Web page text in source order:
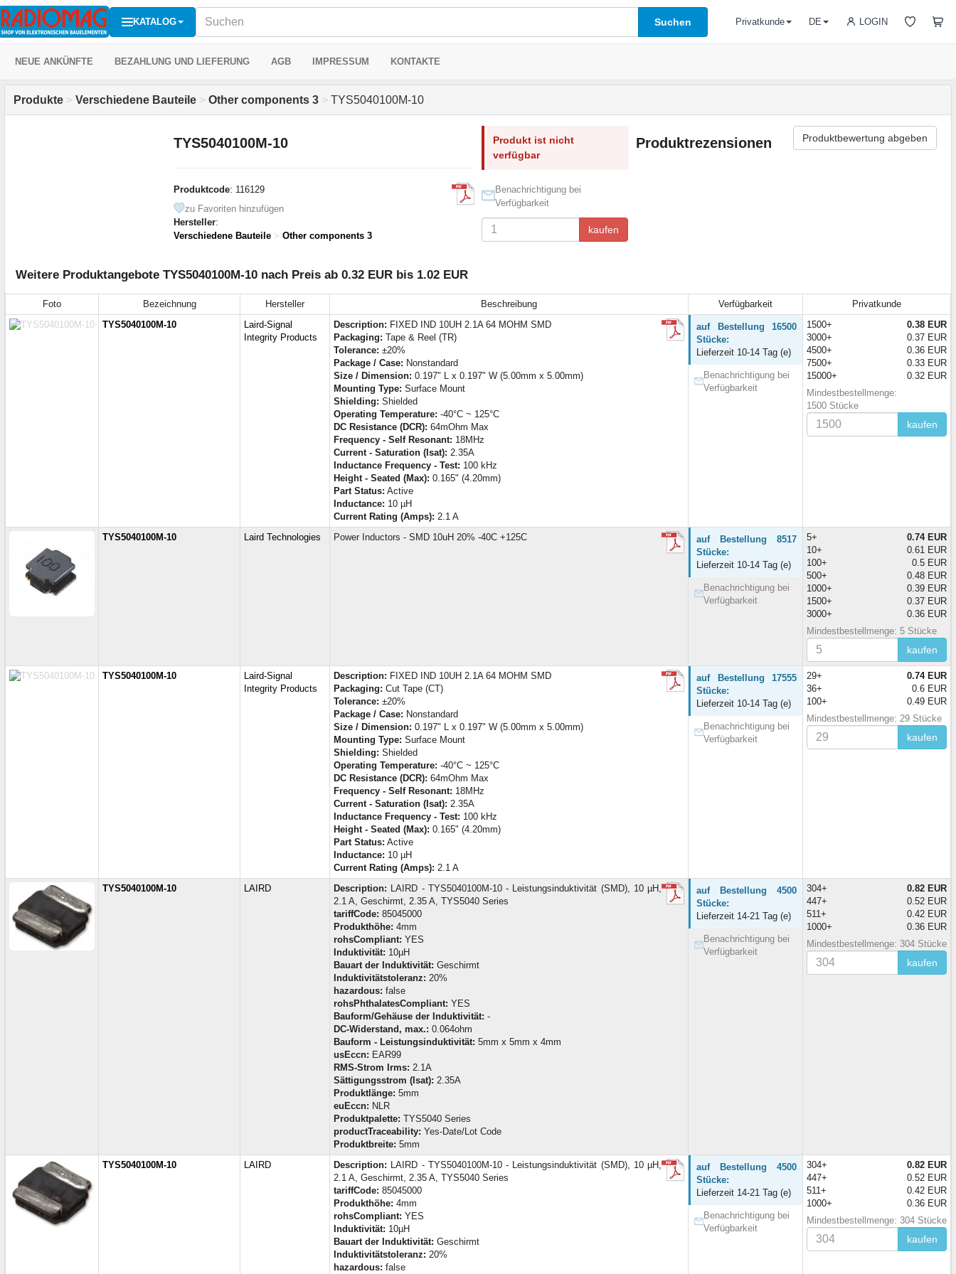
KATALOG Suchen LOGIN
Privatkunde DE
NEUE ANKÜNFTE BEZAHLUNG UND LIEFERUNG AGB IMPRESSUM KONTAKTE
Produkte > Verschiedene Bauteile > Other components 3 > TYS5040100M-10
TYS5040100M-10
Produktcode: 116129
zu Favoriten hinzufügen
Hersteller:
Verschiedene Bauteile > Other components 3
Produkt ist nicht
verfügbar
Benachrichtigung bei
Verfügbarkeit
kaufen
Produktrezensionen Produktbewertung abgeben
Weitere Produktangebote TYS5040100M-10 nach Preis ab 0.32 EUR bis 1.02 EUR
Foto Bezeichnung Hersteller Beschreibung Verfügbarkeit
Privatkunde
TYS5040100M-10
Laird-Signal
Integrity Products
Description: FIXED IND 10UH 2.1A 64 MOHM SMD
Packaging: Tape & Reel (TR)
Tolerance: ±20%
Package / Case: Nonstandard
Size / Dimension: 0.197" L x 0.197" W (5.00mm x 5.00mm)
Mounting Type: Surface Mount
Shielding: Shielded
Operating Temperature: -40°C ~ 125°C
DC Resistance (DCR): 64mOhm Max
Frequency - Self Resonant: 18MHz
Current - Saturation (Isat): 2.35A
Inductance Frequency - Test: 100 kHz
Height - Seated (Max): 0.165" (4.20mm)
Part Status: Active
Inductance: 10 µH
Current Rating (Amps): 2.1 A
auf Bestellung 16500
Stücke:
Lieferzeit 10-14 Tag (e)
Benachrichtigung bei
Verfügbarkeit
1500+
0.38 EUR
3000+
0.37 EUR
4500+
0.36 EUR
7500+
0.33 EUR
15000+
0.32 EUR
Mindestbestellmenge:
1500 Stücke
kaufen
TYS5040100M-10 Laird Technologies Power Inductors - SMD 10uH 20% -40C +125C
auf Bestellung 8517
Stücke:
Lieferzeit 10-14 Tag (e)
Benachrichtigung bei
Verfügbarkeit
5+
0.74 EUR
10+
0.61 EUR
100+
0.5 EUR
500+
0.48 EUR
1000+
0.39 EUR
1500+
0.37 EUR
3000+
0.36 EUR
Mindestbestellmenge: 5 Stücke
kaufen
TYS5040100M-10
Laird-Signal
Integrity Products
Description: FIXED IND 10UH 2.1A 64 MOHM SMD
Packaging: Cut Tape (CT)
Tolerance: ±20%
Package / Case: Nonstandard
Size / Dimension: 0.197" L x 0.197" W (5.00mm x 5.00mm)
Mounting Type: Surface Mount
Shielding: Shielded
Operating Temperature: -40°C ~ 125°C
DC Resistance (DCR): 64mOhm Max
Frequency - Self Resonant: 18MHz
Current - Saturation (Isat): 2.35A
Inductance Frequency - Test: 100 kHz
Height - Seated (Max): 0.165" (4.20mm)
Part Status: Active
Inductance: 10 µH
Current Rating (Amps): 2.1 A
auf Bestellung 17555
Stücke:
Lieferzeit 10-14 Tag (e)
Benachrichtigung bei
Verfügbarkeit
29+
0.74 EUR
36+
0.6 EUR
100+
0.49 EUR
Mindestbestellmenge: 29 Stücke
kaufen
TYS5040100M-10 LAIRD Description: LAIRD - TYS5040100M-10 - Leistungsinduktivität (SMD), 10 µH,
2.1 A, Geschirmt, 2.35 A, TYS5040 Series
tariffCode: 85045000
Produkthöhe: 4mm
rohsCompliant: YES
Induktivität: 10µH
Bauart der Induktivität: Geschirmt
Induktivitätstoleranz: 20%
hazardous: false
rohsPhthalatesCompliant: YES
Bauform/Gehäuse der Induktivität: -
DC-Widerstand, max.: 0.064ohm
Bauform - Leistungsinduktivität: 5mm x 5mm x 4mm
usEccn: EAR99
RMS-Strom Irms: 2.1A
Sättigungsstrom (Isat): 2.35A
Produktlänge: 5mm
euEccn: NLR
Produktpalette: TYS5040 Series
productTraceability: Yes-Date/Lot Code
Produktbreite: 5mm
auf Bestellung 4500
Stücke:
Lieferzeit 14-21 Tag (e)
Benachrichtigung bei
Verfügbarkeit
304+
0.82 EUR
447+
0.52 EUR
511+
0.42 EUR
1000+
0.36 EUR
Mindestbestellmenge: 304 Stücke
kaufen
TYS5040100M-10 LAIRD Description: LAIRD - TYS5040100M-10 - Leistungsinduktivität (SMD), 10 µH,
2.1 A, Geschirmt, 2.35 A, TYS5040 Series
tariffCode: 85045000
Produkthöhe: 4mm
rohsCompliant: YES
Induktivität: 10µH
Bauart der Induktivität: Geschirmt
Induktivitätstoleranz: 20%
hazardous: false
auf Bestellung 4500
Stücke:
Lieferzeit 14-21 Tag (e)
Benachrichtigung bei
Verfügbarkeit
304+
0.82 EUR
447+
0.52 EUR
511+
0.42 EUR
1000+
0.36 EUR
Mindestbestellmenge: 304 Stücke
kaufen